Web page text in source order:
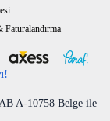
A-10758 Belge ile